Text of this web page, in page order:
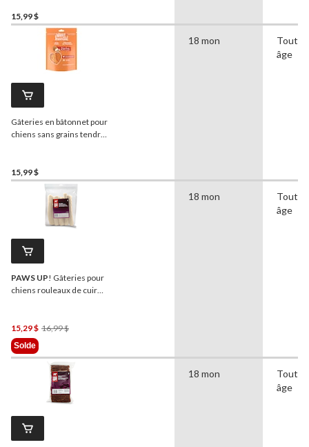
15,99 $
Gâteries en bâtonnet pour
chiens sans grains tendres
453 g
15,99 $
18 mon
Tout
âge
PAWS UP! Gâteries pour
chiens rouleaux de cuir
15,29 $ 16,99 $Prix
16,99 $
Solde
18 mon
Tout
âge
18 mon
Tout
âge